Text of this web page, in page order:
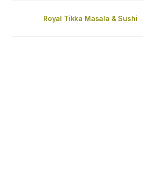
Royal Tikka Masala & Sushi